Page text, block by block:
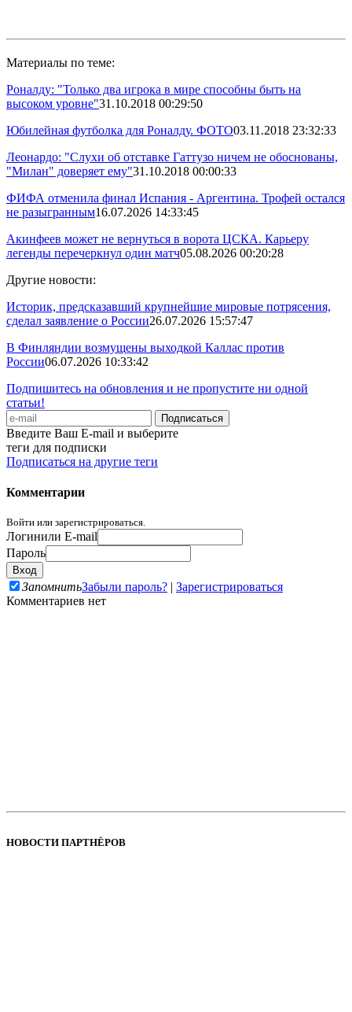
Материалы по теме:
Роналду: "Только два игрока в мире способны быть на
высоком уровне"31.10.2018 00:29:50
Юбилейная футболка для Роналду. ФОТО03.11.2018 23:32:33
Леонардо: "Слухи об отставке Гаттузо ничем не обоснованы,
"Милан" доверяет ему"31.10.2018 00:00:33
ФИФА отменила финал Испания - Аргентина. Трофей остался
не разыгранным16.07.2026 14:33:45
Акинфеев может не вернуться в ворота ЦСКА. Карьеру
легенды перечеркнул один матч05.08.2026 00:20:28
Другие новости:
Историк, предсказавший крупнейшие мировые потрясения,
сделал заявление о России26.07.2026 15:57:47
В Финляндии возмущены выходкой Каллас против
России06.07.2026 10:33:42
Подпишитесь на обновления и не пропустите ни одной
статьи!
Введите Ваш E-mail и выберите
теги для подписки
Подписаться на другие теги
Комментарии
Войти или зарегистрироваться.
Логинили E-mail
Пароль
ЗапомнитьЗабыли пароль? | Зарегистрироваться
Комментариев нет
НОВОСТИ ПАРТНЁРОВ